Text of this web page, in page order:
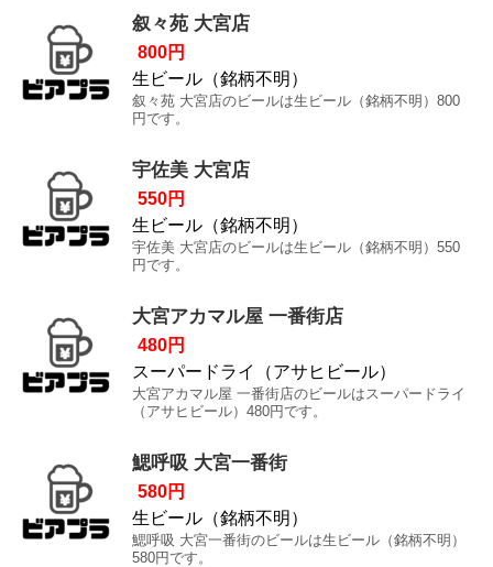
叙々苑 大宮店
800円
生ビール（銘柄不明）
叙々苑 大宮店のビールは生ビール（銘柄不明）800
円です。
宇佐美 大宮店
550円
生ビール（銘柄不明）
宇佐美 大宮店のビールは生ビール（銘柄不明）550
円です。
大宮アカマル屋 一番街店
480円
スーパードライ（アサヒビール）
大宮アカマル屋 一番街店のビールはスーパードライ
（アサヒビール）480円です。
鰓呼吸 大宮一番街
580円
生ビール（銘柄不明）
鰓呼吸 大宮一番街のビールは生ビール（銘柄不明）
580円です。